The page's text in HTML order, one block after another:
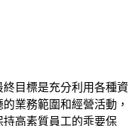
目標是充分利用各種資
業務範圍和經營活動，
高素質員工的乖要保